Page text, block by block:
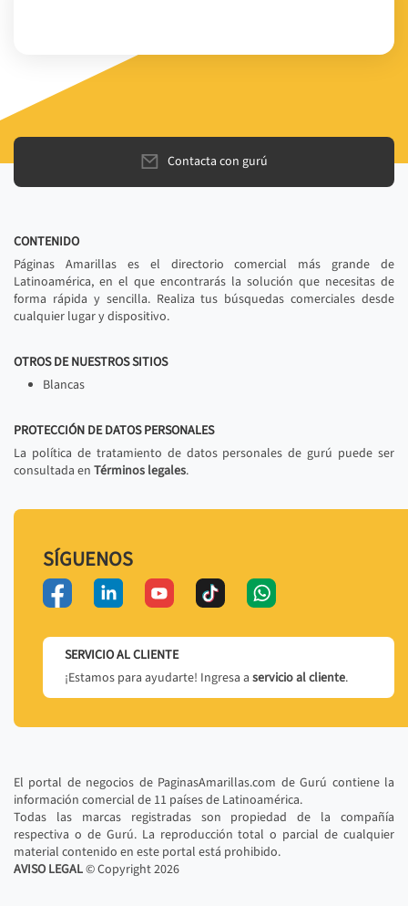
Contacta con gurú
CONTENIDO
Páginas Amarillas es el directorio comercial más grande de
Latinoamérica, en el que encontrarás la solución que necesitas de
forma rápida y sencilla. Realiza tus búsquedas comerciales desde
cualquier lugar y dispositivo.
OTROS DE NUESTROS SITIOS
Blancas
PROTECCIÓN DE DATOS PERSONALES
La política de tratamiento de datos personales de gurú puede ser
consultada en Términos legales.
SÍGUENOS
SERVICIO AL CLIENTE
¡Estamos para ayudarte! Ingresa a servicio al cliente.
El portal de negocios de PaginasAmarillas.com de Gurú contiene la
información comercial de 11 países de Latinoamérica.
Todas las marcas registradas son propiedad de la compañía
respectiva o de Gurú. La reproducción total o parcial de cualquier
material contenido en este portal está prohibido.
AVISO LEGAL© Copyright2026